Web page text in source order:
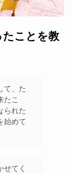
ことを教
て、た
たこ
られた
始めて
せてく